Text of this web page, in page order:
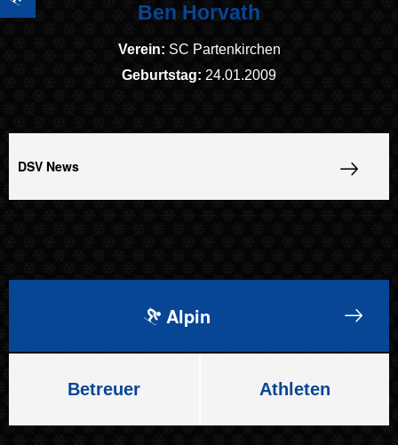
Ben Horvath
Verein: SC Partenkirchen
Geburtstag: 24.01.2009
DSV News
Alpin
Betreuer Athleten